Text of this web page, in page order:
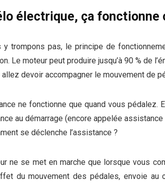
électrique, ça fonctionne
y trompons pas, le principe de
Le moteur peut produire jusqu’à 90 % de
devoir accompagner le mouvement de
ne fonctionne que quand vous
au démarrage (encore appelée
se déclenche l’assistance ?
ne se met en marche que lorsque vous
du mouvement des pédales, envoie au